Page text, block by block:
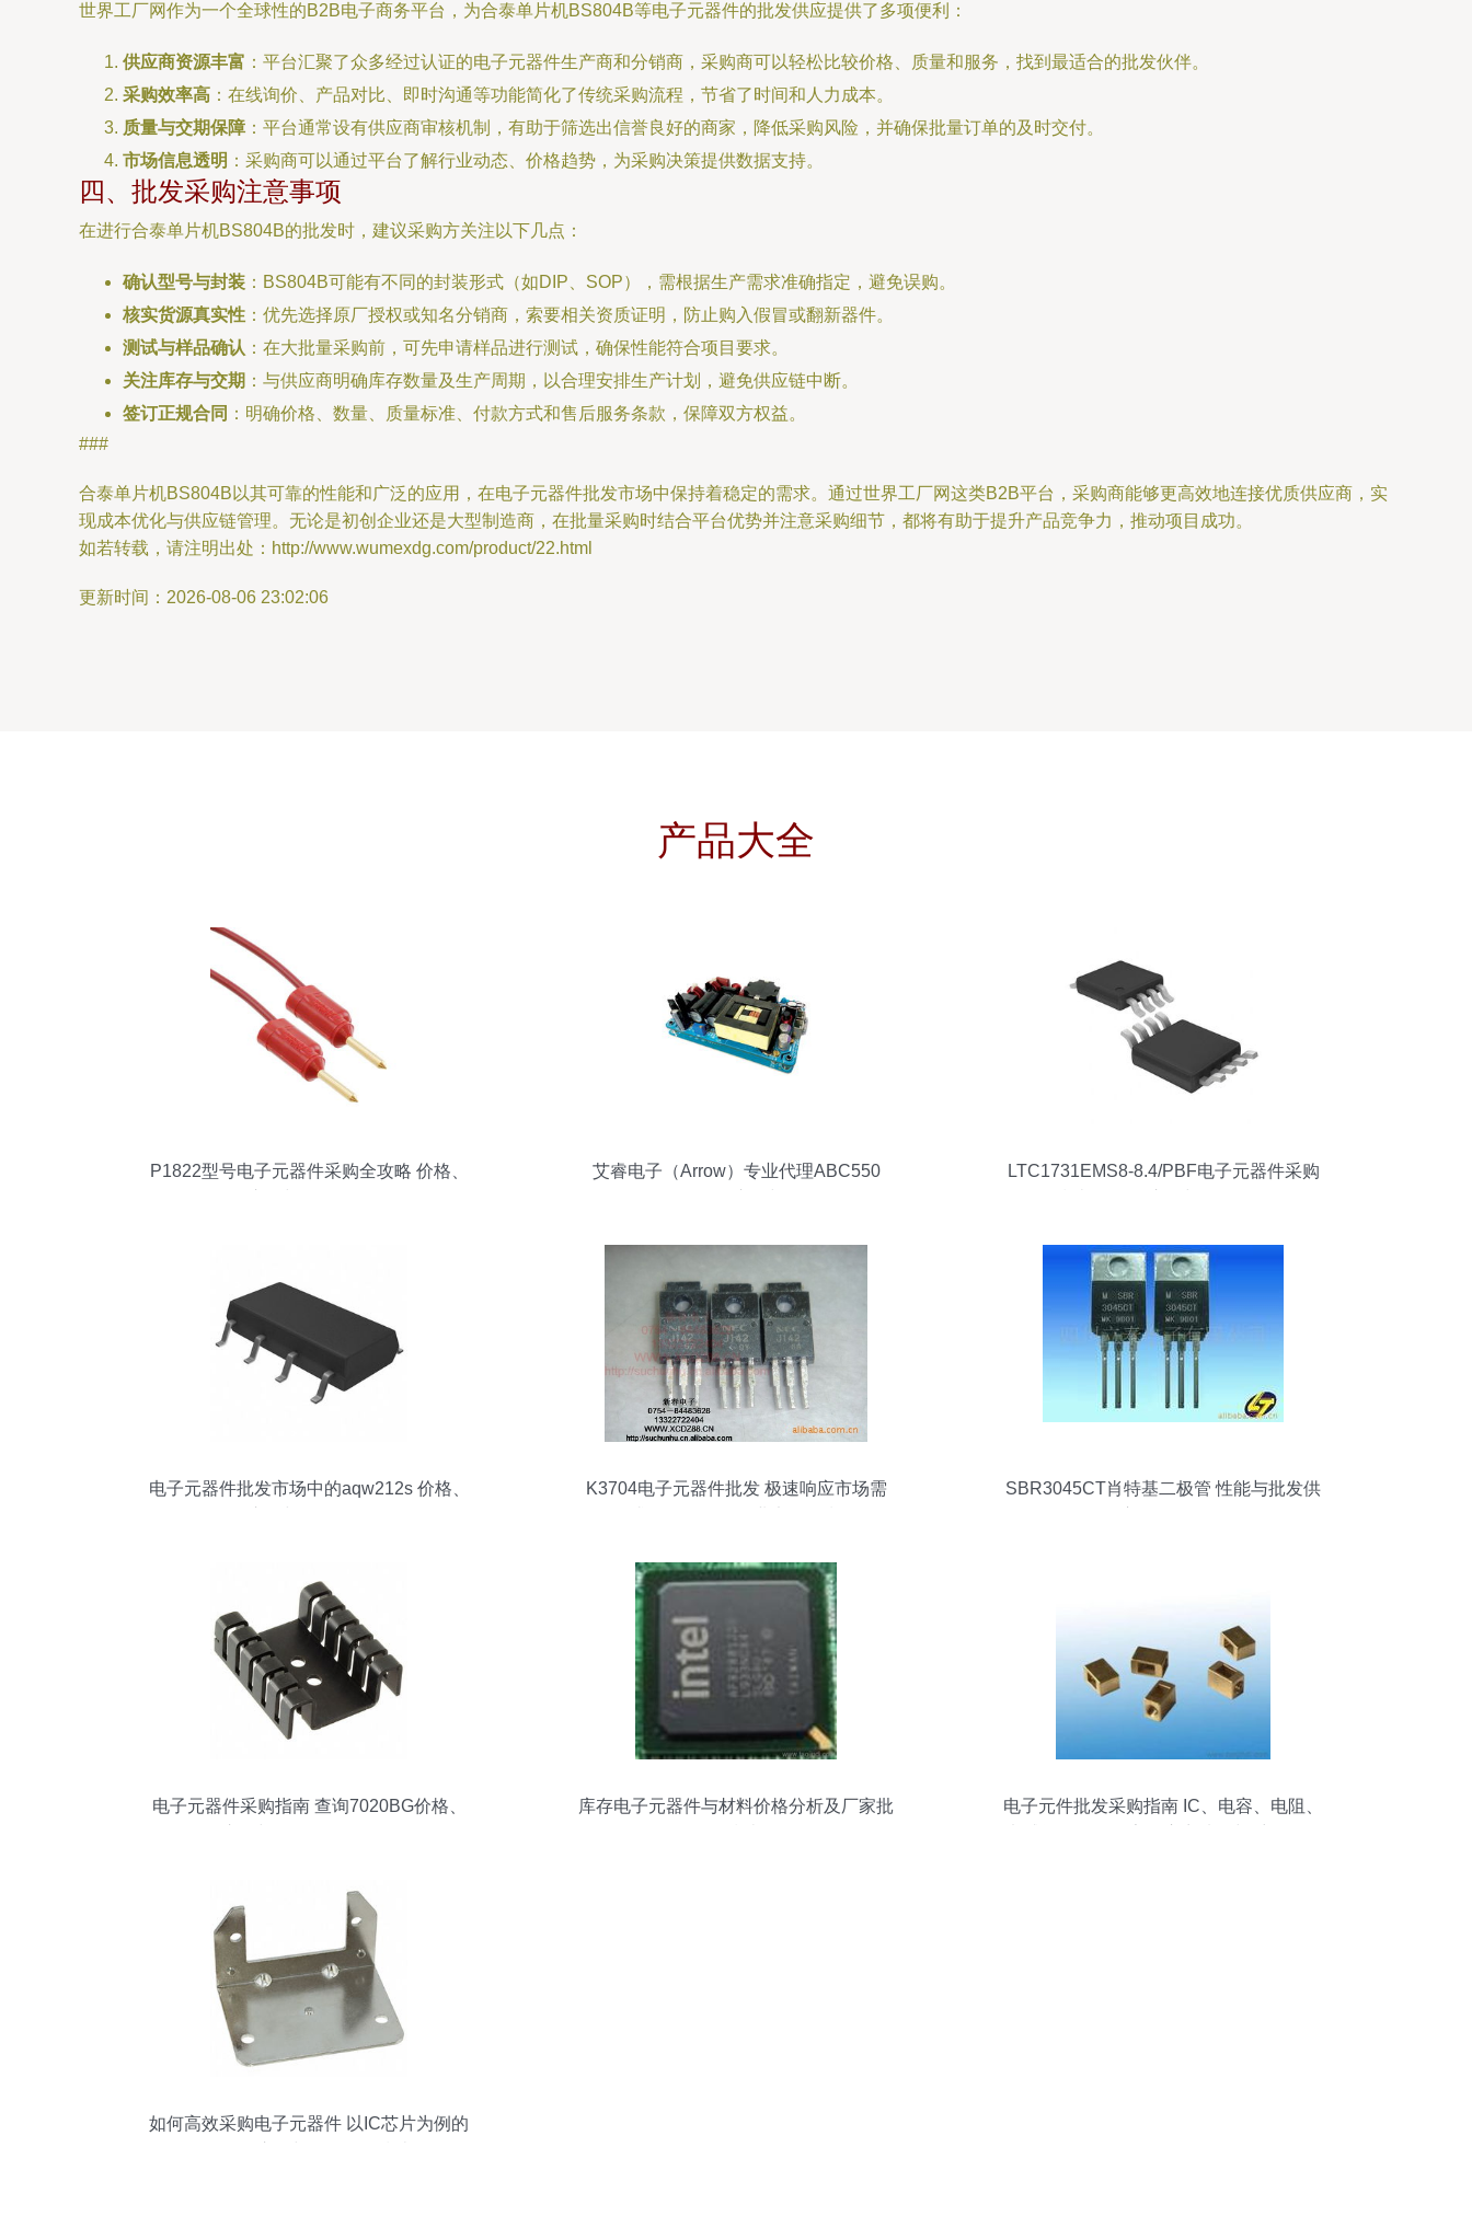
世界工厂网作为一个全球性的B2B电子商务平台，为合泰单片机BS804B等电子元器件的批发供应提供了多项便利：
供应商资源丰富 ：平台汇聚了众多经过认证的电子元器件生产商和分销商，采购商可以轻松比较价格、质量和服务，找到最适合的批发伙伴。
采购效率高 ：在线询价、产品对比、即时沟通等功能简化了传统采购流程，节省了时间和人力成本。
质量与交期保障 ：平台通常设有供应商审核机制，有助于筛选出信誉良好的商家，降低采购风险，并确保批量订单的及时交付。
市场信息透明 ：采购商可以通过平台了解行业动态、价格趋势，为采购决策提供数据支持。
四、批发采购注意事项
在进行合泰单片机BS804B的批发时，建议采购方关注以下几点：
确认型号与封装 ：BS804B可能有不同的封装形式（如DIP、SOP），需根据生产需求准确指定，避免误购。
核实货源真实性 ：优先选择原厂授权或知名分销商，索要相关资质证明，防止购入假冒或翻新器件。
测试与样品确认 ：在大批量采购前，可先申请样品进行测试，确保性能符合项目要求。
关注库存与交期 ：与供应商明确库存数量及生产周期，以合理安排生产计划，避免供应链中断。
签订正规合同 ：明确价格、数量、质量标准、付款方式和售后服务条款，保障双方权益。
###
合泰单片机BS804B以其可靠的性能和广泛的应用，在电子元器件批发市场中保持着稳定的需求。通过世界工厂网这类B2B平台，采购商能够更高效地连接优质供应商，实
现成本优化与供应链管理。无论是初创企业还是大型制造商，在批量采购时结合平台优势并注意采购细节，都将有助于提升产品竞争力，推动项目成功。
如若转载，请注明出处：http://www.wumexdg.com/product/22.html
更新时间：2026-08-06 23:02:06
产品大全
P1822型号电子元器件采购全攻略 价格、
艾睿电子（Arrow）专业代理ABC550
LTC1731EMS8-8.4/PBF电子元器件采购
电子元器件批发市场中的aqw212s 价格、
K3704电子元器件批发 极速响应市场需
SBR3045CT肖特基二极管 性能与批发供
电子元器件采购指南 查询7020BG价格、
库存电子元器件与材料价格分析及厂家批
电子元件批发采购指南 IC、电容、电阻、
如何高效采购电子元器件 以IC芯片为例的